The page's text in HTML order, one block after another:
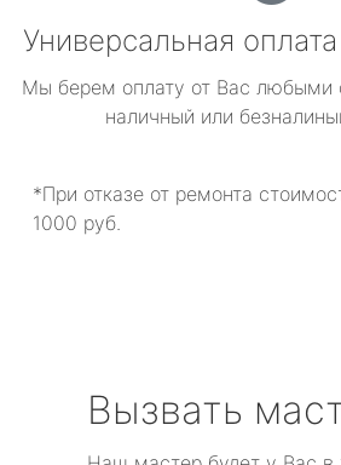
Универсальная
Мы берем оплату от Вас любыми
наличный или
*При отказе от ремонта
1000 руб.
Вызвать